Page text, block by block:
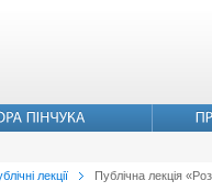
лекції Публічна лекція